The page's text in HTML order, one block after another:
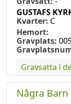
GUSTAFS
Kvarter: C
Hemort:
Gravplats:
Gravsatta i
Några Barn